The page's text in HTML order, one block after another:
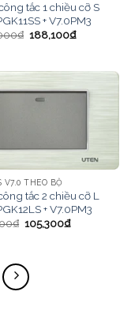
tắc 1 chiều cỡ S
+ V7.0PM3
₫ 188,100₫
V7.0 THEO BỘ
tắc 2 chiều cỡ L
+ V7.0PM3
₫ 105,300₫